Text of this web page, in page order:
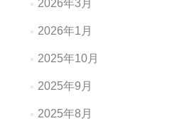
2026年3月
2026年1月
2025年10月
2025年9月
2025年8月